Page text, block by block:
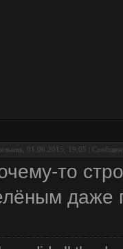
01.06.2015, 19:05 |
то
даже